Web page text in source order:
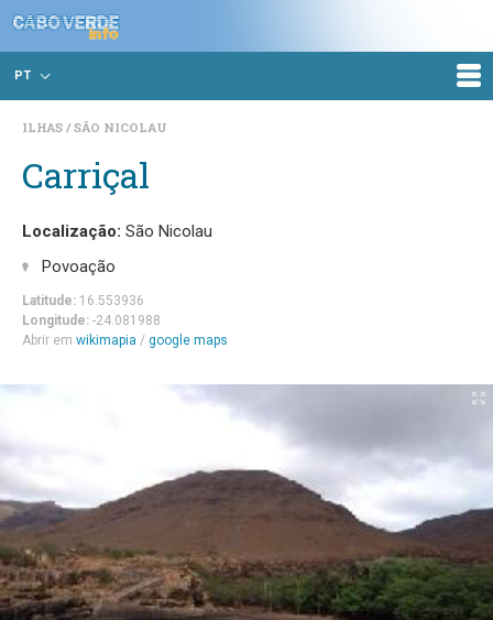
PT
ILHAS SÃO NICOLAU
Carriçal
Localização: São Nicolau
Povoação
Latitude: 16.553936
Longitude: -24.081988
Abrir em wikimapia / google maps